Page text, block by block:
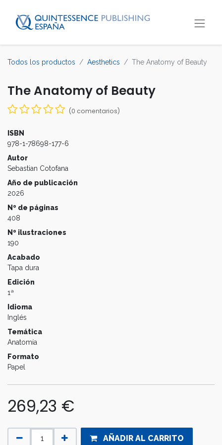
Todos los productos Aesthetics The Anatomy of Beauty
The Anatomy of Beauty
(0 comentarios)
ISBN
978-1-78698-177-6
Autor
Sebastian Cotofana
Año de publicación
2026
Nº de páginas
408
Nº ilustraciones
190
Acabado
Tapa dura
Edición
1ª
Idioma
Inglés
Temática
Anatomía
Formato
Papel
269,23 €
AÑADIR AL CARRITO